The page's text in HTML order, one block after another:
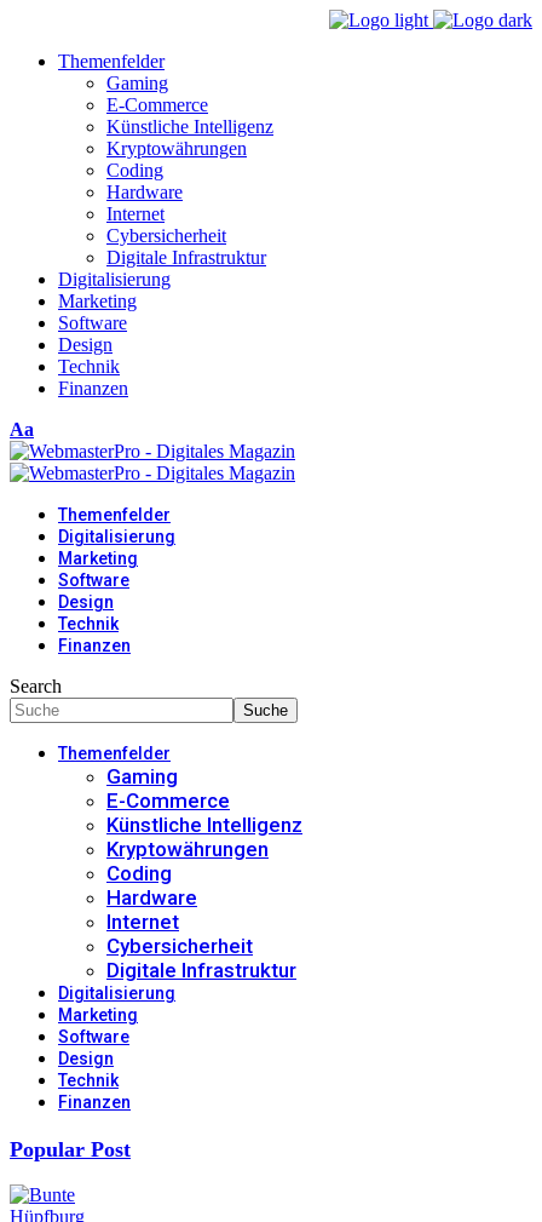
Themenfelder
Gaming
E-Commerce
Künstliche Intelligenz
Kryptowährungen
Coding
Hardware
Internet
Cybersicherheit
Digitale Infrastruktur
Digitalisierung
Marketing
Software
Design
Technik
Finanzen
Font
Resizer
Aa
Themenfelder
Digitalisierung
Marketing
Software
Design
Technik
Finanzen
Search
Themenfelder
Gaming
E-Commerce
Künstliche Intelligenz
Kryptowährungen
Coding
Hardware
Internet
Cybersicherheit
Digitale Infrastruktur
Digitalisierung
Marketing
Software
Design
Technik
Finanzen
Popular Post